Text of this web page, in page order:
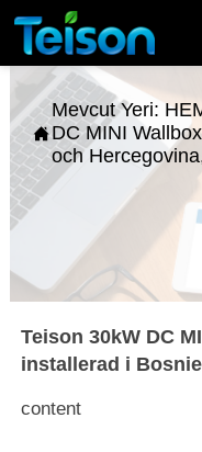

Mevcut Yeri:
DC MINI
och
Teison 30kW DC
installerad i
content